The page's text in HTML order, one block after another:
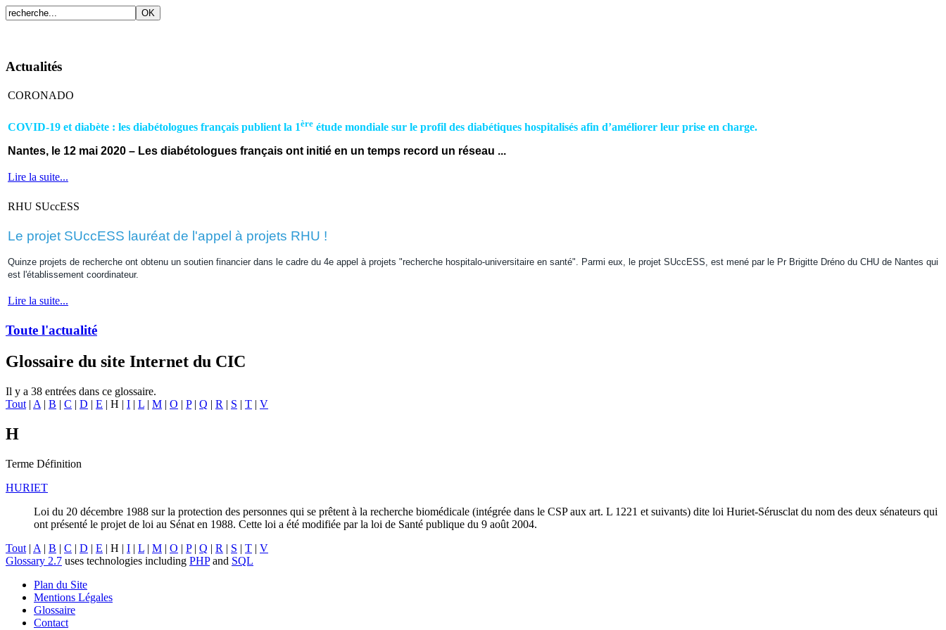
Actualités
CORONADO
COVID-19 et diabète : les diabétologues français publient la 1ère étude mondiale sur le profil des diabétiques hospitalisés afin d’améliorer leur prise en charge.
Nantes, le 12 mai 2020 – Les diabétologues français ont initié en un temps record un réseau ...
Lire la suite...
RHU SUccESS
Le projet SUccESS lauréat de l'appel à projets RHU !
Quinze projets de recherche ont obtenu un soutien financier dans le cadre du 4e appel à projets "recherche hospitalo-universitaire en santé". Parmi eux, le projet SUccESS, est mené par le Pr Brigitte Dréno du CHU de Nantes qui
est l'établissement coordinateur.
Lire la suite...
Toute l'actualité
Glossaire du site Internet du CIC
Il y a 38 entrées dans ce glossaire.
Tout | A | B | C | D | E | H | I | L | M | O | P| Q | R | S | T | V
H
Terme Définition
HURIET
Loi du 20 décembre 1988 sur la protection des personnes qui se prêtent à la recherche biomédicale (intégrée dans le CSP aux art. L 1221 et suivants) dite loi Huriet-Sérusclat du nom des deux sénateurs qui
ont présenté le projet de loi au Sénat en 1988. Cette loi a été modifiée par la loi de Santé publique du 9 août 2004.
Tout | A | B | C | D | E | H | I | L | M | O | P| Q | R | S | T | V
Glossary 2.7 uses technologies including PHPand SQL
Plan du Site
Mentions Légales
Glossaire
Contact